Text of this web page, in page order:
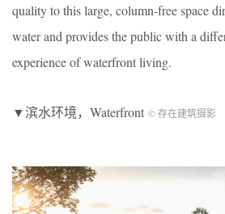
quality to this large, column-free space
water and provides the public with a
experience of waterfront living.
▼滨水环境，Waterfront © 存在建筑摄影